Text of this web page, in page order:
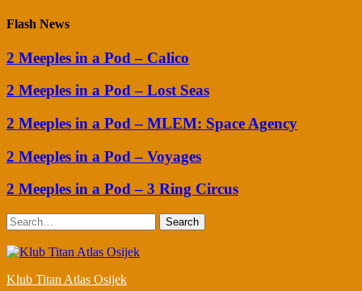
Flash News
2 Meeples in a Pod – Calico
2 Meeples in a Pod – Lost Seas
2 Meeples in a Pod – MLEM: Space Agency
2 Meeples in a Pod – Voyages
2 Meeples in a Pod – 3 Ring Circus
Search
Klub Titan Atlas Osijek